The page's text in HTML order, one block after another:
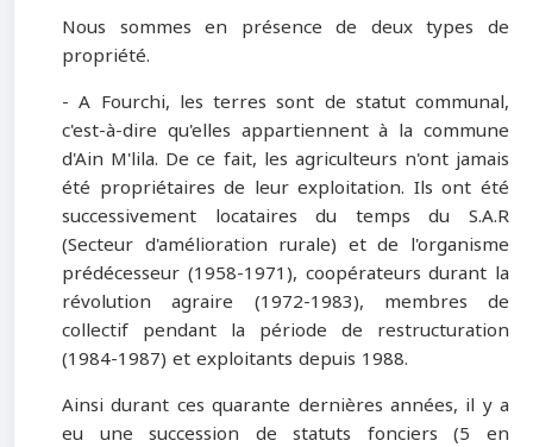
Nous sommes en présence de deux types de
propriété.
- A Fourchi, les terres sont de statut communal,
c'est-à-dire qu'elles appartiennent à la commune
d'Ain M'lila. De ce fait, les agriculteurs n'ont jamais
été propriétaires de leur exploitation. Ils ont été
successivement locataires du temps du S.A.R
(Secteur d'amélioration rurale) et de l'organisme
prédécesseur (1958-1971), coopérateurs durant la
révolution agraire (1972-1983), membres de
collectif pendant la période de restructuration
(1984-1987) et exploitants depuis 1988.
Ainsi durant ces quarante dernières années, il y a
eu une succession de statuts fonciers (5 en